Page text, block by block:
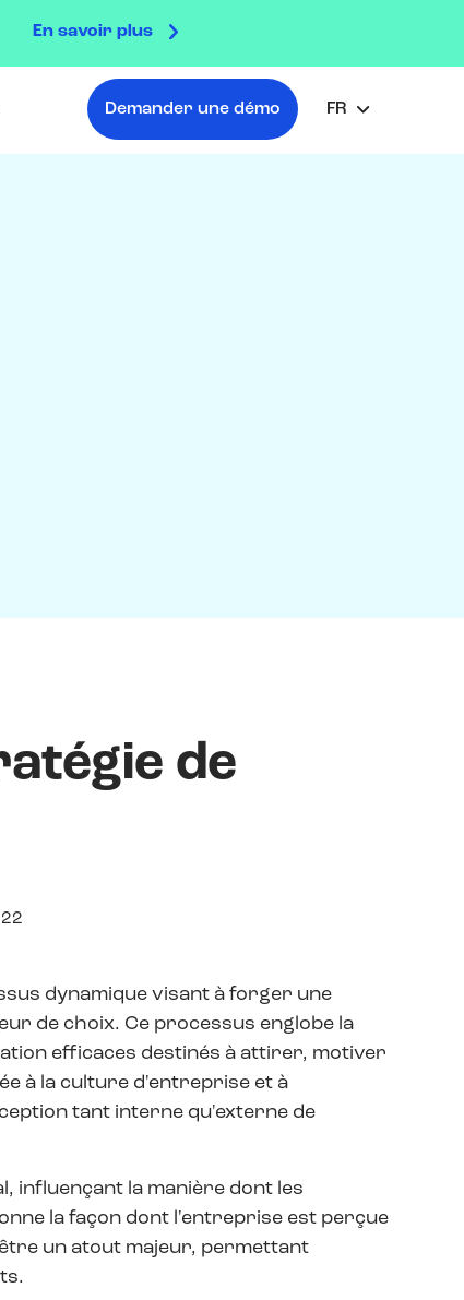
En savoir plus
Demander une démo FR
de
dynamique visant à forger une
de choix. Ce processus englobe la
efficaces destinés à attirer, motiver
à la culture d'entreprise et à
tant interne qu'externe de
influençant la manière dont les
la façon dont l'entreprise est perçue
un atout majeur, permettant